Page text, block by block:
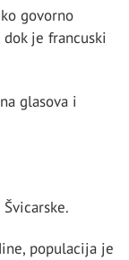
govorno
je francuski
glasova i
populacija je